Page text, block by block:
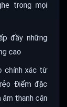
trong mọi
đầy những
cao
chính xác từ
Điểm đặc
âm thanh cân